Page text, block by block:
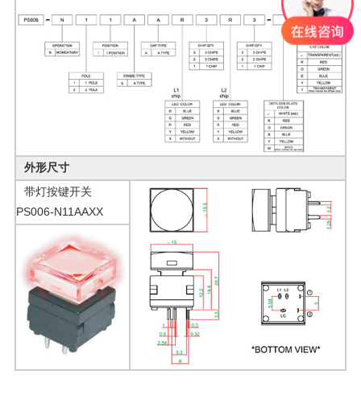
外形尺寸
带灯按键开关
PS006-N11AAXX